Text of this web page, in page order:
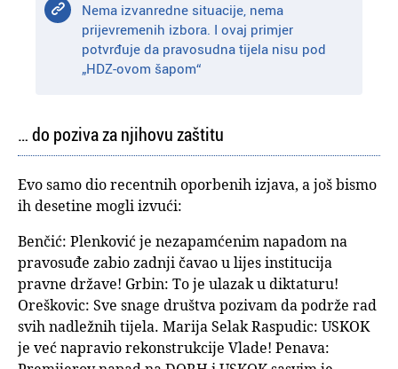
Nema izvanredne situacije, nema
prijevremenih izbora. I ovaj primjer
potvrđuje da pravosudna tijela nisu pod
„HDZ-ovom šapom“
… do poziva za njihovu zaštitu
Evo samo dio recentnih oporbenih izjava, a još bismo
ih desetine mogli izvući:
Benčić: Plenković je nezapamćenim napadom na
pravosuđe zabio zadnji čavao u lijes institucija
pravne države! Grbin: To je ulazak u diktaturu!
Oreškovic: Sve snage društva pozivam da podrže rad
svih nadležnih tijela. Marija Selak Raspudic: USKOK
je već napravio rekonstrukcije Vlade! Penava: